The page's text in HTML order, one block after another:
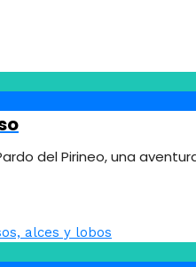
del Pirineo, una